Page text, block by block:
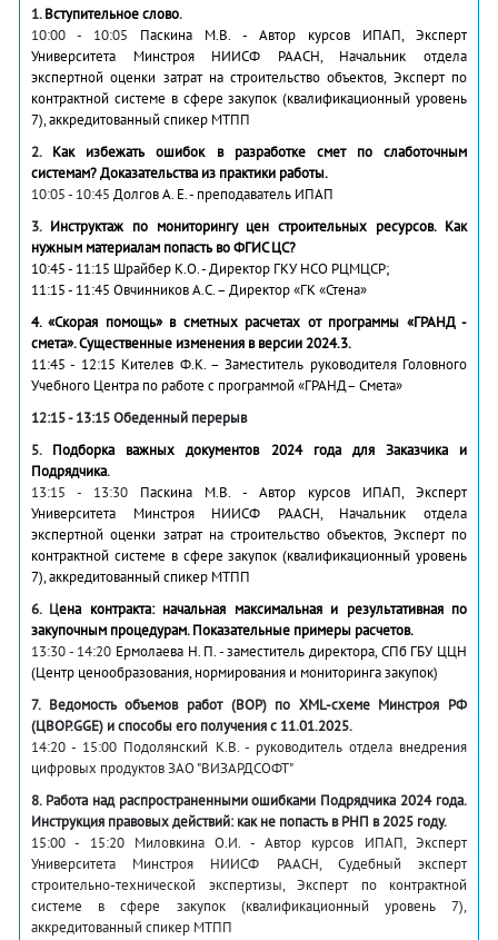
1.Вступительное слово.
10:00 - 10:05 Паскина М.В. - Автор курсов ИПАП, Эксперт
Университета Минстроя НИИСФ РААСН, Начальник отдела
экспертной оценки затрат на строительство объектов, Эксперт по
контрактной системе в сфере закупок (квалификационный уровень
7), аккредитованный спикер МТПП
2. Как избежать ошибок в разработке смет по слаботочным
системам? Доказательства из практики работы.
10:05 - 10:45 Долгов А. Е. - преподаватель ИПАП
3. Инструктаж по мониторингу цен строительных ресурсов. Как
нужным материалам попасть во ФГИС ЦС?
10:45 - 11:15 Шрайбер К.О. - Директор ГКУ НСО РЦМЦСР;
11:15 - 11:45 Овчинников А.С. – Директор «ГК «Стена»
4. «Скорая помощь» в сметных расчетах от программы «ГРАНД -
смета». Существенные изменения в версии 2024.3.
11:45 - 12:15 Кителев Ф.К. – Заместитель руководителя Головного
Учебного Центра по работе с программой «ГРАНД– Смета»
12:15 - 13:15 Обеденный перерыв
5. Подборка важных документов 2024 года для Заказчика и
Подрядчика.
13:15 - 13:30 Паскина М.В. - Автор курсов ИПАП, Эксперт
Университета Минстроя НИИСФ РААСН, Начальник отдела
экспертной оценки затрат на строительство объектов, Эксперт по
контрактной системе в сфере закупок (квалификационный уровень
7), аккредитованный спикер МТПП
6. Цена контракта: начальная максимальная и результативная по
закупочным процедурам. Показательные примеры расчетов.
13:30 - 14:20 Ермолаева Н. П. - заместитель директора, СПб ГБУ ЦЦН
(Центр ценообразования, нормирования и мониторинга закупок)
7. Ведомость объемов работ (ВОР) по XML-схеме Минстроя РФ
(ЦВОР.GGE) и способы его получения с 11.01.2025.
14:20 - 15:00 Подолянский К.В. - руководитель отдела внедрения
цифровых продуктов ЗАО "ВИЗАРДСОФТ"
8. Работа над распространенными ошибками Подрядчика 2024 года.
Инструкция правовых действий: как не попасть в РНП в 2025 году.
15:00 - 15:20 Миловкина О.И. - Автор курсов ИПАП, Эксперт
Университета Минстроя НИИСФ РААСН, Судебный эксперт
строительно-технической экспертизы, Эксперт по контрактной
системе в сфере закупок (квалификационный уровень 7),
аккредитованный спикер МТПП